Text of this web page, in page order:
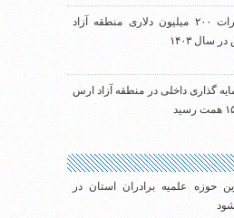
صادرات ۲۰۰ میلیون دلاری منطقه آزاد
سال ۱۴۰۳
گذاری داخلی در منطقه آزاد ارس
حوزه علمیه برادران استان در